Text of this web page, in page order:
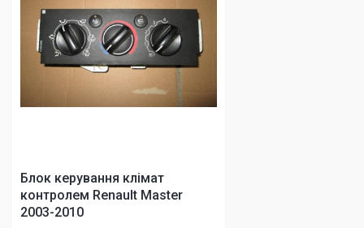
Блок керування клімат
контролем Renault Master
2003-2010